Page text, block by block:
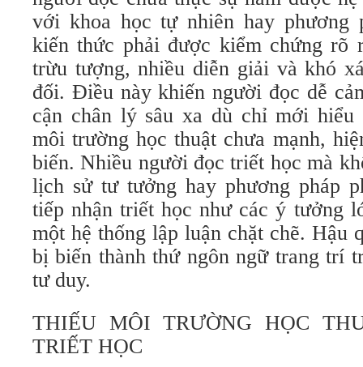
với khoa học tự nhiên hay phương
kiến thức phải được kiểm chứng rõ
trừu tượng, nhiều diễn giải và khó
đối. Điều này khiến người đọc dễ
cận chân lý sâu xa dù chỉ mới hiểu
môi trường học thuật chưa mạnh,
biến. Nhiều người đọc triết học mà
lịch sử tư tưởng hay phương pháp
tiếp nhận triết học như các ý tưởng
một hệ thống lập luận chặt chẽ. Hậu
bị biến thành thứ ngôn ngữ trang trí
tư duy.
THIẾU MÔI TRƯỜNG HỌC
TRIẾT HỌC